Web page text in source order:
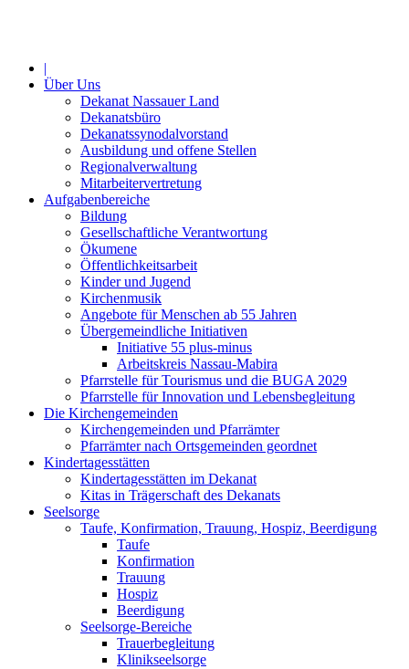
|
Über Uns
Dekanat Nassauer Land
Dekanatsbüro
Dekanatssynodalvorstand
Ausbildung und offene Stellen
Regionalverwaltung
Mitarbeitervertretung
Aufgabenbereiche
Bildung
Gesellschaftliche Verantwortung
Ökumene
Öffentlichkeitsarbeit
Kinder und Jugend
Kirchenmusik
Angebote für Menschen ab 55 Jahren
Übergemeindliche Initiativen
Initiative 55 plus-minus
Arbeitskreis Nassau-Mabira
Pfarrstelle für Tourismus und die BUGA 2029
Pfarrstelle für Innovation und Lebensbegleitung
Die Kirchengemeinden
Kirchengemeinden und Pfarrämter
Pfarrämter nach Ortsgemeinden geordnet
Kindertagesstätten
Kindertagesstätten im Dekanat
Kitas in Trägerschaft des Dekanats
Seelsorge
Taufe, Konfirmation, Trauung, Hospiz, Beerdigung
Taufe
Konfirmation
Trauung
Hospiz
Beerdigung
Seelsorge-Bereiche
Trauerbegleitung
Klinikseelsorge